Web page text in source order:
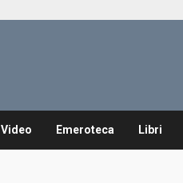
Video Emeroteca Libri